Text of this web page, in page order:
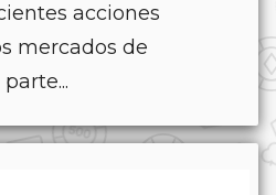
acciones
mercados de